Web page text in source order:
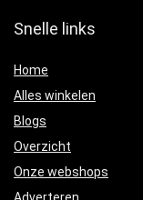
Snelle links
Home
Alles winkelen
Blogs
Overzicht
Onze webshops
Adverteren